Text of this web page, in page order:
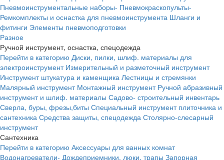
Пневмоинструментальные наборы- Пневмокраскопульты-
Ремкомплекты и оснастка для пневмоинструмента Шланги и
фитинги Элементы пневмоподготовки
Разное
Ручной инструмент, оснастка, спецодежда
Перейти в категорию Диски, пилки, шлиф. материалы для
электроинструмент Измерительный и разметочный инструмент
Инструмент штукатура и каменщика Лестницы и стремянки
Малярный инструмент Монтажный инструмент Ручной абразивный
инструмент и шлиф. материалы Садово- строительный инвентарь
Сверла, буры, фрезы,биты Специальный инструмент плиточника и
сантехника Средства защиты, спецодежда Столярно-слесарный
инструмент
Сантехника
Перейти в категорию Аксессуары для ванных комнат
Водонагреватели- Дождеприемники, люки, трапы Запорная